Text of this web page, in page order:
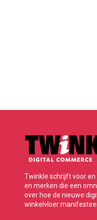
Twinkle schrijft voor
en merken die een
over hoe de nieuwe
winkelvloer